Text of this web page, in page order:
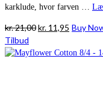
karklude, hvor farven …
kr.21,00Den
pris
kr. 11,95 Den
pris
Buy
Tilbud